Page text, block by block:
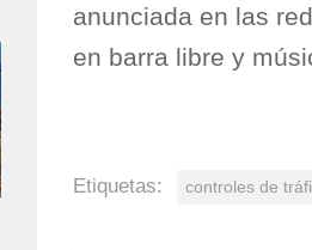
anunciada en las
en barra libre y
Etiquetas: controles de